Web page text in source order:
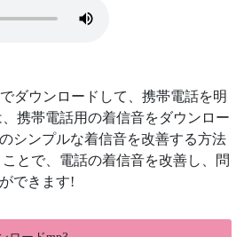
でダウンロードして、携帯電話を明
携帯電話用の着信音をダウンロー
シンプルな着信音を改善する方法
とで、電話の着信音を改善し、問
できます!